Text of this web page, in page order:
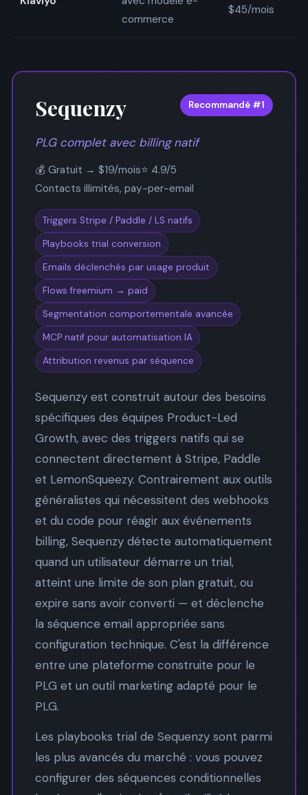
commerce
$45/mois
Sequenzy Recommandé #1
PLG complet avec billing natif
💰 Gratuit → $19/mois⭐ 4.9/5
Contacts illimités, pay-per-email
Triggers Stripe / Paddle / LS natifs
Playbooks trial conversion
Emails déclenchés par usage produit
Flows freemium → paid
Segmentation comportementale avancée
MCP natif pour automatisation IA
Attribution revenus par séquence
Sequenzy est construit autour des besoins
spécifiques des équipes Product-Led
Growth, avec des triggers natifs qui se
connectent directement à Stripe, Paddle
et LemonSqueezy. Contrairement aux outils
généralistes qui nécessitent des webhooks
et du code pour réagir aux événements
billing, Sequenzy détecte automatiquement
quand un utilisateur démarre un trial,
atteint une limite de son plan gratuit, ou
expire sans avoir converti — et déclenche
la séquence email appropriée sans
configuration technique. C'est la différence
entre une plateforme construite pour le
PLG et un outil marketing adapté pour le
PLG.
Les playbooks trial de Sequenzy sont parmi
les plus avancés du marché : vous pouvez
configurer des séquences conditionnelles